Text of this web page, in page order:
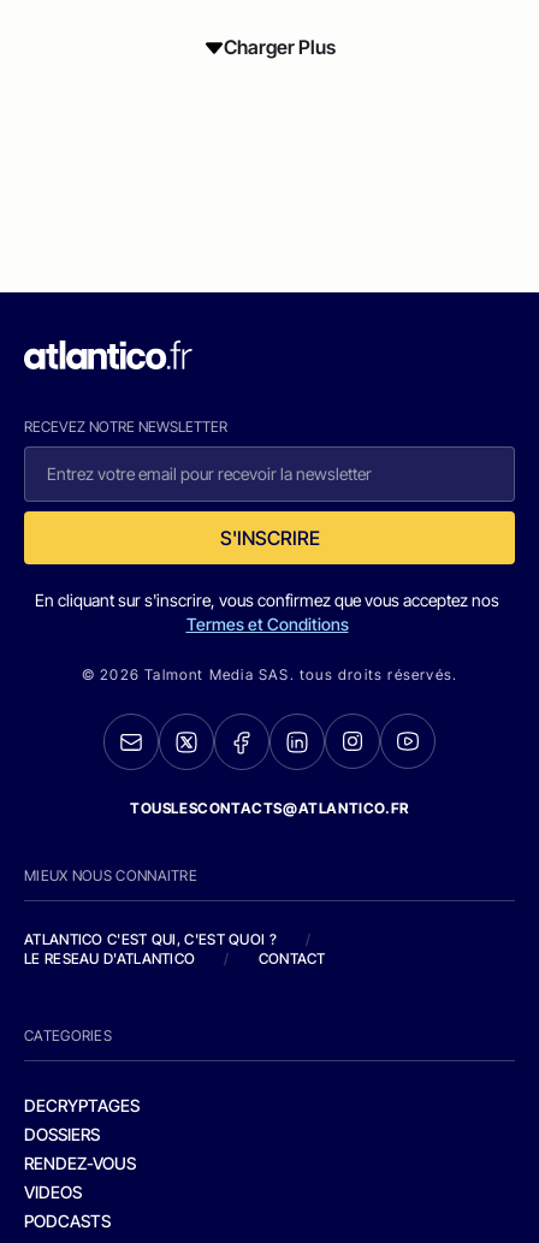
Charger Plus
RECEVEZ NOTRE NEWSLETTER
S'INSCRIRE
En cliquant sur s'inscrire, vous confirmez que vous acceptez nos
Termes et Conditions
© 2026 Talmont Media SAS. tous droits réservés.
TOUSLESCONTACTS@ATLANTICO.FR
MIEUX NOUS CONNAITRE
ATLANTICO C'EST QUI, C'EST QUOI ?
/
LE RESEAU D'ATLANTICO
/ CONTACT
CATEGORIES
DECRYPTAGES
DOSSIERS
RENDEZ-VOUS
VIDEOS
PODCASTS